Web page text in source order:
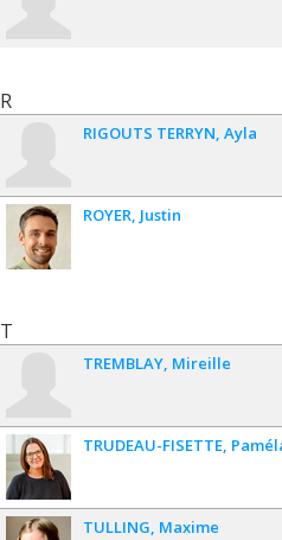
R
RIGOUTS TERRYN Ayla
ROYER Justin
T
TREMBLAY Mireille
TRUDEAU-FISETTE
TULLING Maxime